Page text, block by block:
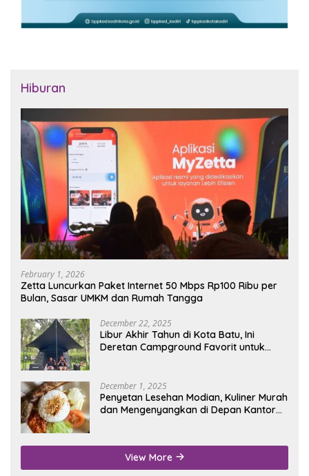
Hiburan
February 1, 2026
Zetta Luncurkan Paket Internet 50 Mbps Rp100 Ribu per
Bulan, Sasar UMKM dan Rumah Tangga
December 22, 2025
Libur Akhir Tahun di Kota Batu, Ini
Deretan Campground Favorit untuk
December 1, 2025
Penyetan Lesehan Modian, Kuliner Murah
dan Mengenyangkan di Depan Kantor
View More